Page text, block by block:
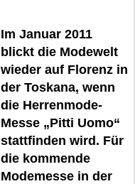
Im Januar 2011
blickt die Modewelt
wieder auf Florenz in
der Toskana, wenn
die Herrenmode-
Messe „Pitti Uomo“
stattfinden wird. Für
die kommende
Modemesse in der